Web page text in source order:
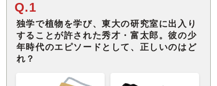
Q.1
独学で植物を学び、東大の研究室に出入り
することが許された秀才・富太郎。彼の少
年時代のエピソードとして、正しいのはど
れ？